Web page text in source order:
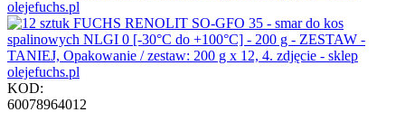
KOD:
60078964012